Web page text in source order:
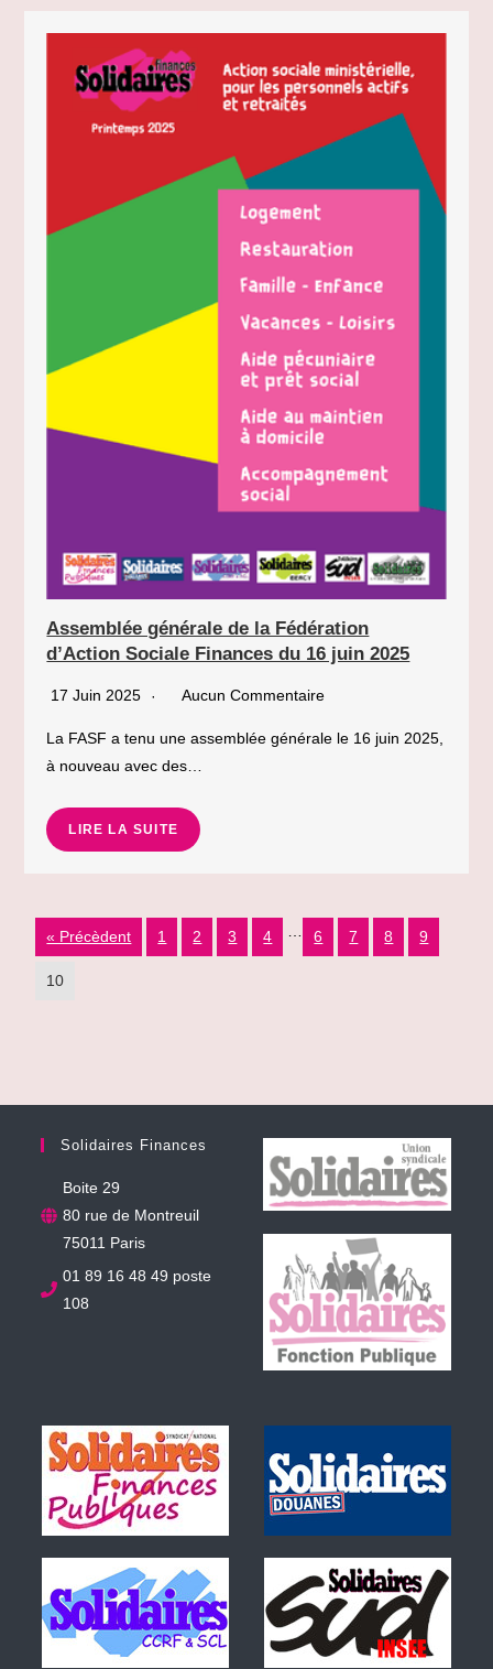
Assemblée générale de la Fédération
d’Action Sociale Finances du 16 juin 2025
17 Juin 2025 Aucun Commentaire
La FASF a tenu une assemblée générale le 16 juin 2025,
à nouveau avec des…
LIRE LA SUITE
« Précèdent 1 2 3 4 6 7 8 9
10
Solidaires Finances
Boite 29
80 rue de Montreuil
75011 Paris
01 89 16 48 49 poste
108